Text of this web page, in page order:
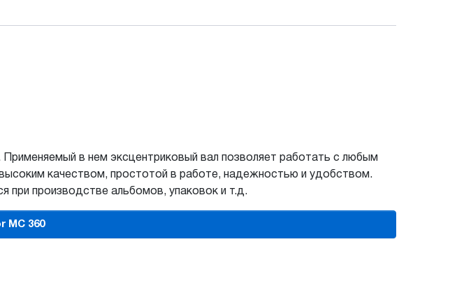
в нем эксцентриковый вал позволяет работать с любым
качеством, простотой в работе, надежностью и удобством.
при производстве альбомов, упаковок и т.д.
MC 360